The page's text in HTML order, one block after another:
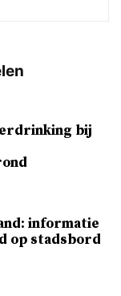
bij
informatie
op stadsbord